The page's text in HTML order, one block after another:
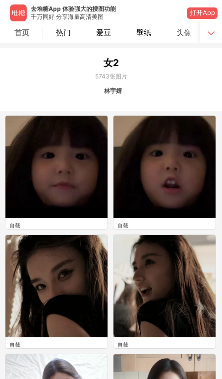
去堆糖App 体验强大的搜图功能
千万同好 分享海量高清美图
打开App
首页 热门 爱豆 壁纸 头像
女2
5743张图片
林宇婧
自截
0
自截
0
自截
0
自截
0